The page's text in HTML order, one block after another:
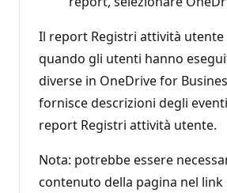
Il report Registri attività
quando gli utenti hanno
diverse in OneDrive for
fornisce descrizioni degli
report Registri attività utente.
Nota: potrebbe essere
contenuto della pagina nel link